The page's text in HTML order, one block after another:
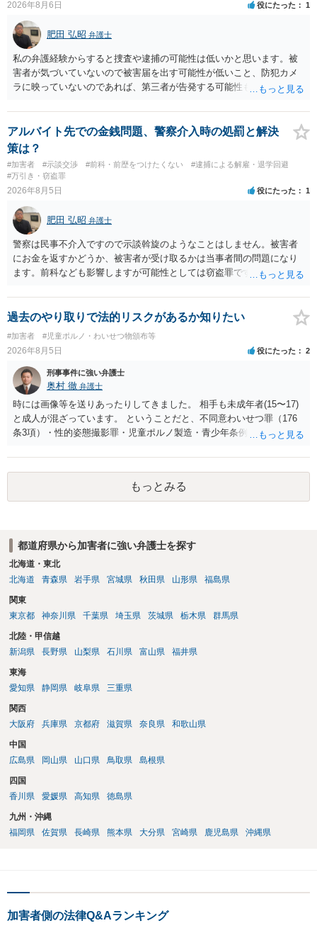
2026年8月6日 役にたった 1
肥田 弘昭 弁護士
私の弁護経験からすると捜査や逮捕の可能性は低いかと思います。被
害者が気づいていないので被害届を出す可能性が低いこと、防犯カメ
ラに映っていないのであれば、第三者が告発する可能性も低いこと、
座る女性を盗撮(全体像写真1枚と5秒程度の動画)してしまいました。下
着や胸など強調したものではありません。」とありますが、少なくと
も捜査段階では性的姿態等撮影罪の被疑事実で逮捕勾留されるケース
が私の弁護経験では多くなった印象です（最終的には不起訴ないし各
都道府県の迷惑防止条例違反になることもあります）。2度としないこ
とをお勧めいたします。ご参考にしてください。
アルバイト先での金銭問題、警察介入時の処罰と解決
策は？
#加害者 #示談交渉 #前科・前歴をつけたくない
#逮捕による解雇・退学回避
#万引き・窃盗罪
2026年8月5日 役にたった 1
肥田 弘昭 弁護士
警察は民事不介入ですので示談斡旋のようなことはしません。被害者
にお金を返すかどうか、被害者が受け取るかは当事者間の問題になり
ます。前科なども影響しますが可能性としては窃盗罪ですので、逮捕
過去のやり取りで法的リスクがあるか知りたい
#加害者 #児童ポルノ・わいせつ物頒布等
2026年8月5日 役にたった 2
刑事事件に強い弁護士
奥村 徹 弁護士
時には画像等を送りあったりしてきました。 相手も未成年者(15〜17)
と成人が混ざっています。 ということだと、不同意わいせつ罪（176
条3項）・性的姿態撮影罪・児童ポルノ製造・青少年条例違反（わいせ
で、警察にバレれば、それなりの捜査を受けるでしょう。
もっとみる
都道府県から加害者に強い弁護士を探す
北海道・東北
北海道
青森県 岩手県 宮城県 秋田県 山形県 福島県
関東
東京都
神奈川県 千葉県 埼玉県 茨城県 栃木県 群馬県
北陸・甲信越
新潟県
長野県 山梨県 石川県 富山県 福井県
東海
愛知県
静岡県 岐阜県 三重県
関西
大阪府
兵庫県 京都府 滋賀県 奈良県 和歌山県
中国
広島県
岡山県 山口県 鳥取県 島根県
四国
香川県
愛媛県 高知県 徳島県
九州・沖縄
福岡県
佐賀県 長崎県 熊本県 大分県 宮崎県 鹿児島県 沖縄県
加害者側の法律Q&Aランキング